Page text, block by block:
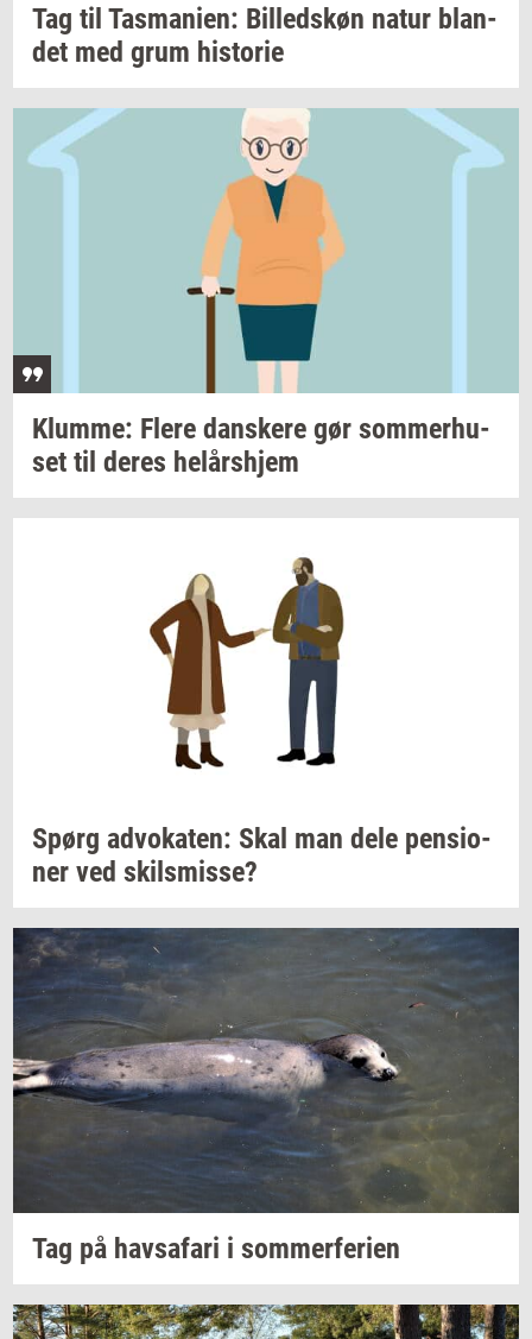
Tag til Tas­ma­ni­en: Bil­leds­køn natur blan­
det med grum hi­sto­rie
Klum­me: Flere dan­ske­re gør som­mer­hu­
set til deres helårs­hjem
Spørg ad­vo­ka­ten: Skal man dele pen­sio­
ner ved skils­mis­se?
Tag på havs­a­fa­ri i som­mer­fe­ri­en